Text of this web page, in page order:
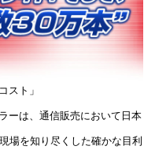
スト」
ーは、通信販売において日本
場を知り尽くした確かな目利